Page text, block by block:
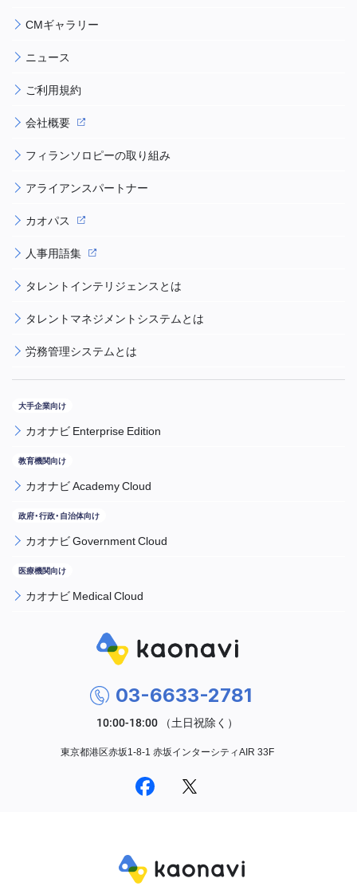
CMギャラリー
ニュース
ご利用規約
会社概要
フィランソロピーの取り組み
アライアンスパートナー
カオパス
人事用語集
タレントインテリジェンスとは
タレントマネジメントシステムとは
労務管理システムとは
カオナビ Enterprise Edition
カオナビ Academy Cloud
カオナビ Government Cloud
カオナビ Medical Cloud
03-6633-2781
東京都港区赤坂1-8-1 赤坂インターシティAIR 33F